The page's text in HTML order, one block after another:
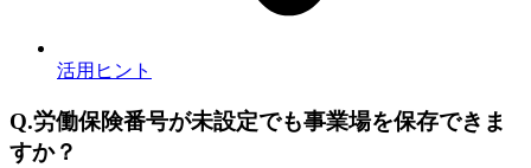
活用ヒント
Q.労働保険番号が未設定でも事業場を保存できま
すか？